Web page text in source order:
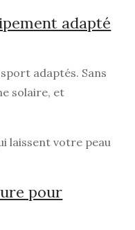
adapté
adaptés. Sans
solaire, et
laissent votre peau
pour